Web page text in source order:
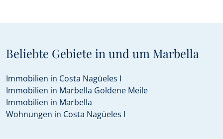
Beliebte Gebiete in und um Marbella
Immobilien in Costa Nagüeles I
Immobilien in Marbella Goldene Meile
Immobilien in Marbella
Wohnungen in Costa Nagüeles I